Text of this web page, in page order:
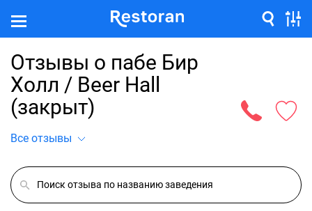
Отзывы о пабе Бир
Холл / Beer Hall
(закрыт)
Все отзывы